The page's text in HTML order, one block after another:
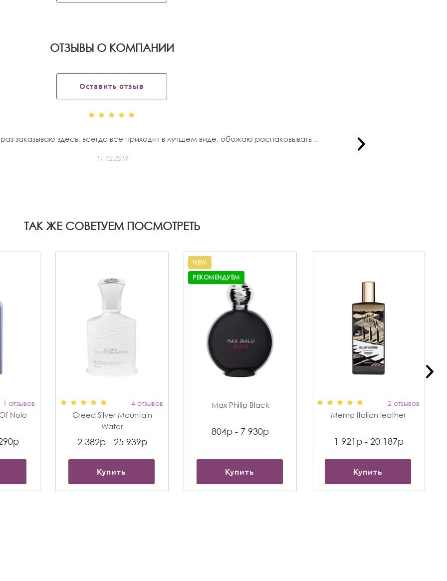
OТЗЫВЫ О КОМПАНИИ
Оставить отзыв
заказываю здесь, всегда все приходит в лучшем виде, обожаю распаковывать ..
11.12.2019
ТАК ЖЕ СОВЕТУЕМ ПОСМОТРЕТЬ
1 отзывов
Nolo
4 отзывов
Creed Silver Mountain
Water
2 382р - 25 939р
Купить
NEW
РЕКОМЕНДУЕМ
Max Philip Black
804р - 7 930р
Купить
2 отзывов
Memo Italian leather
1 921р - 20 187р
Купить